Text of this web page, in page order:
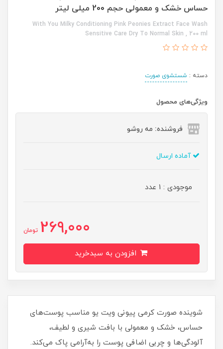
حساس خشک و معمولی حجم 200 میلی لیتر
With You Milky Conditioning Pink Peonies Extract Face Wash
Sensitive Care Dry To Normal Skin , 200 ml
دسته : شستشوی صورت
ویژگی‌های محصول
فروشنده: مه رو‌شو
آماده ارسال
موجودی : 1 عدد
269,000 تومان
شوینده صورت کرمی پیونی ویت یو مناسب پوست‌های
حساس، خشک و معمولی با بافت شیری و لطیف،
آلودگی‌ها و چربی اضافی پوست را به‌آرامی پاک می‌کند.